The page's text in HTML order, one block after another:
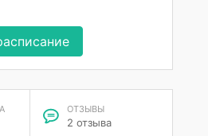
ОТЗЫВЫ
2 отзыва